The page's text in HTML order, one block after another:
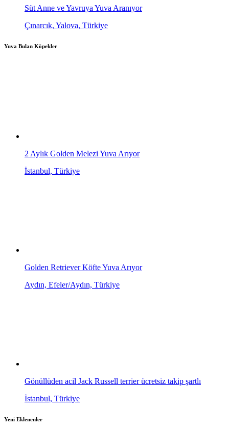
Süt Anne ve Yavruya Yuva Aranıyor
Çınarcık, Yalova, Türkiye
Yuva Bulan Köpekler
2 Aylık Golden Melezi Yuva Arıyor
İstanbul, Türkiye
Golden Retriever Köfte Yuva Arıyor
Aydın, Efeler/Aydın, Türkiye
Gönüllüden acil Jack Russell terrier ücretsiz takip şartlı
İstanbul, Türkiye
Yeni Eklenenler